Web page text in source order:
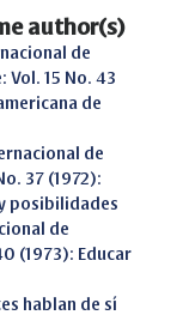
author(s)
de
Vol. 15 No. 43
de
de
37 (1972):
posibilidades
de
(1973): Educar
hablan de sí